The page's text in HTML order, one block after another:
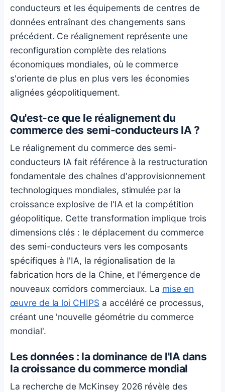
conducteurs et les équipements de centres de
données entraînant des changements sans
précédent. Ce réalignement représente une
reconfiguration complète des relations
économiques mondiales, où le commerce
s'oriente de plus en plus vers les économies
alignées géopolitiquement.
Qu'est-ce que le réalignement du
commerce des semi-conducteurs IA ?
Le réalignement du commerce des semi-
conducteurs IA fait référence à la restructuration
fondamentale des chaînes d'approvisionnement
technologiques mondiales, stimulée par la
croissance explosive de l'IA et la compétition
géopolitique. Cette transformation implique trois
dimensions clés : le déplacement du commerce
des semi-conducteurs vers les composants
spécifiques à l'IA, la régionalisation de la
fabrication hors de la Chine, et l'émergence de
nouveaux corridors commerciaux. La mise en
œuvre de la loi CHIPS a accéléré ce processus,
créant une 'nouvelle géométrie du commerce
mondial'.
Les données : la dominance de l'IA dans
la croissance du commerce mondial
La recherche de McKinsey 2026 révèle des